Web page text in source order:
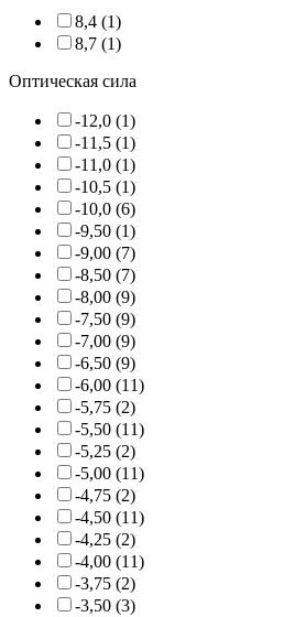
8,4 (1)
8,7 (1)
Оптическая сила
-12,0 (1)
-11,5 (1)
-11,0 (1)
-10,5 (1)
-10,0 (6)
-9,50 (1)
-9,00 (7)
-8,50 (7)
-8,00 (9)
-7,50 (9)
-7,00 (9)
-6,50 (9)
-6,00 (11)
-5,75 (2)
-5,50 (11)
-5,25 (2)
-5,00 (11)
-4,75 (2)
-4,50 (11)
-4,25 (2)
-4,00 (11)
-3,75 (2)
-3,50 (3)